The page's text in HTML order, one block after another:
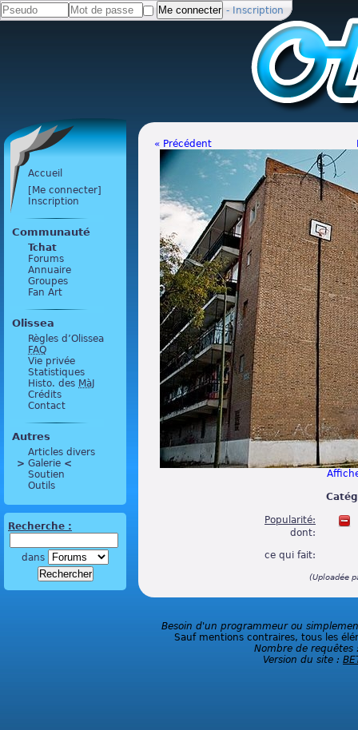
- Inscription
Accueil
[Me connecter]
Inscription
Communauté
Tchat
Forums
Annuaire
Groupes
Fan Art
Olissea
Règles d’Olissea
FAQ
Vie privée
Statistiques
Histo. des MàJ
Crédits
Contact
Autres
Articles divers
> Galerie <
Soutien
Outils
Recherche :
dans
« Précédent
Popularité:
dont:
ce qui fait:
(Uploadée
Besoin d'un programmeur ou
Sauf mentions contraires, tous les
Nombre de requêtes
Version du site :